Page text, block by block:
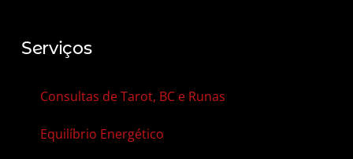
Serviços
Consultas de Tarot, BC e Runas
Equilíbrio Energético